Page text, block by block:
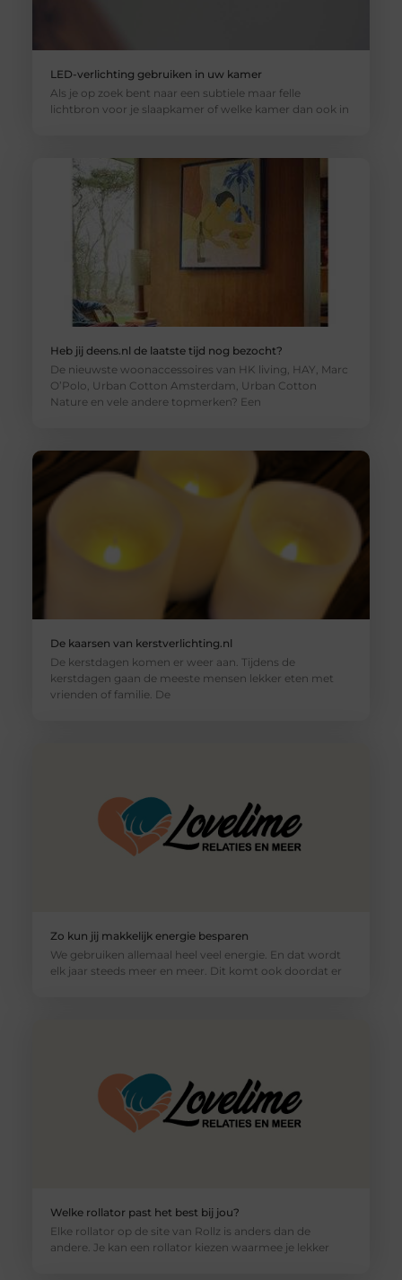
LED-verlichting gebruiken in uw kamer
Als je op zoek bent naar een subtiele maar felle
lichtbron voor je slaapkamer of welke kamer dan ook in
Heb jij deens.nl de laatste tijd nog bezocht?
De nieuwste woonaccessoires van HK living, HAY, Marc
O’Polo, Urban Cotton Amsterdam, Urban Cotton
Nature en vele andere topmerken? Een
De kaarsen van kerstverlichting.nl
De kerstdagen komen er weer aan. Tijdens de
kerstdagen gaan de meeste mensen lekker eten met
vrienden of familie. De
Zo kun jij makkelijk energie besparen
We gebruiken allemaal heel veel energie. En dat wordt
elk jaar steeds meer en meer. Dit komt ook doordat er
Welke rollator past het best bij jou?
Elke rollator op de site van Rollz is anders dan de
andere. Je kan een rollator kiezen waarmee je lekker